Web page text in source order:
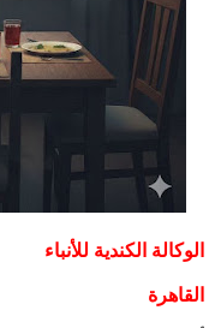
الوكالة الكندية للأنباء
القاهرة